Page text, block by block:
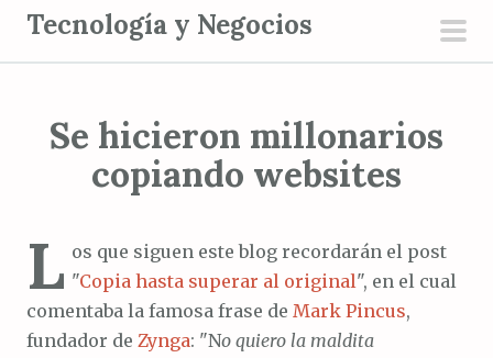
Tecnología y Negocios
Se hicieron millonarios
copiando websites
L os que siguen este blog recordarán el post
"Copia hasta superar al original", en el cual
comentaba la famosa frase de Mark Pincus,
fundador de Zynga: "No quiero la maldita